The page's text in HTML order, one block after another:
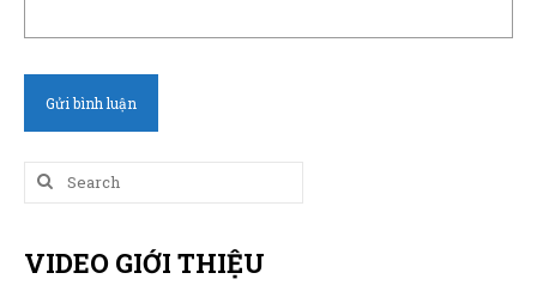
Search
for:
VIDEO GIỚI THIỆU